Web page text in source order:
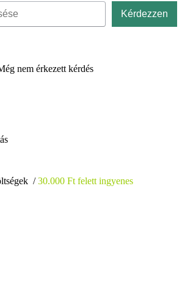
Kérdezzen
nem érkezett kérdés
/30.000 Ft felett ingyenes